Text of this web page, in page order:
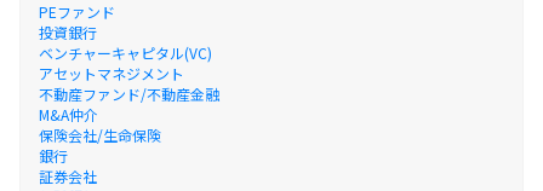
PEファンド
投資銀行
ベンチャーキャピタル(VC)
アセットマネジメント
不動産ファンド/不動産金融
M&A仲介
保険会社/生命保険
銀行
証券会社